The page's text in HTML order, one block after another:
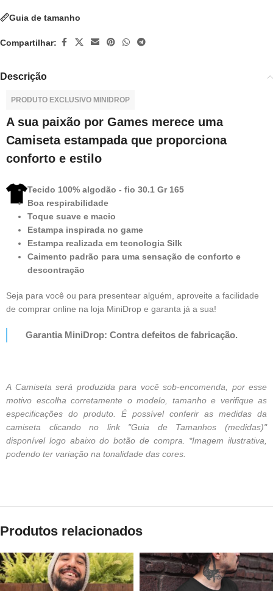
Guia de tamanho
Compartilhar:
Descrição
PRODUTO EXCLUSIVO MINIDROP
A sua paixão por Games merece uma
Camiseta estampada que proporciona
conforto e estilo
Tecido 100% algodão - fio 30.1 Gr 165
Boa respirabilidade
Toque suave e macio
Estampa inspirada no game
Estampa realizada em tecnologia Silk
Caimento padrão para uma sensação de conforto e
descontração
Seja para você ou para presentear alguém, aproveite a facilidade
de comprar online na loja MiniDrop e garanta já a sua!
Garantia MiniDrop: Contra defeitos de fabricação.
A Camiseta será produzida para você sob-encomenda, por esse
motivo escolha corretamente o modelo, tamanho e verifique as
especificações do produto. É possível conferir as medidas da
camiseta clicando no link "Guia de Tamanhos (medidas)"
disponível logo abaixo do botão de compra. *Imagem ilustrativa,
podendo ter variação na tonalidade das cores.
Produtos relacionados